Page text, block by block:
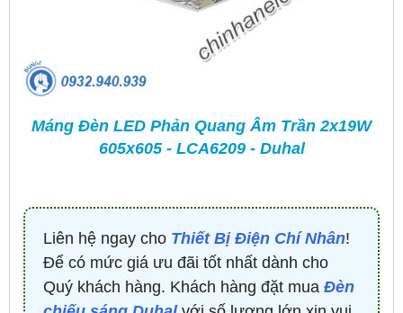
Máng Đèn LED Phản Quang Âm Trần 2x19W
605x605- LCA6209 - Duhal
Liên hệ ngay cho Thiết Bị Điện Chí Nhân!
Để có mức giá ưu đãi tốt nhất dành cho
Quý khách hàng. Khách hàng đặt mua Đèn